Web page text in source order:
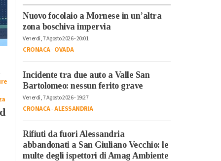
Cronaca-Tortona
Ruba merce dal
supermercato e poi
colpisce con un
pugno il cassiere
Wonderland Eventi
Ad agosto ingresso
gratuito al Museo
Nuovo focolaio a Mornese in un’altra
zona boschiva impervia
Venerdì, 7 Agosto 2026 - 20:01
CRONACA-OVADA
Incidente tra due auto a Valle San
Bartolomeo: nessun ferito grave
Venerdì, 7 Agosto 2026 - 19:27
CRONACA-ALESSANDRIA
Rifiuti da fuori Alessandria
abbandonati a San Giuliano Vecchio: le
multe degli ispettori di Amag Ambiente